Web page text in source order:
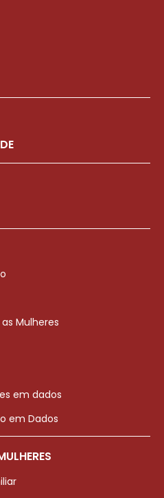
Mulheres
em dados
em Dados